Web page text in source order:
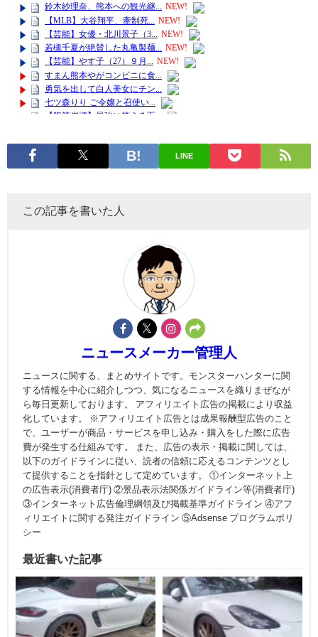
LINE
この記事を書いた人
ニュースメーカー管理人
ニュースに関する、まとめサイトです。モンスターハンターに関
する情報を中心に紹介しつつ、気になるニュースを織りまぜなが
ら毎日更新しております。 アフィリエイト広告の掲載により収益
化しています。 ※アフィリエイト広告とは成果報酬型広告のこと
で、ユーザーが商品・サービスを申し込み・購入をした際に広告
費が発生する仕組みです。 また、広告の表示・掲載に関しては、
以下のガイドラインに従い、読者の信頼に応えるコンテンツとし
て提供することを指針として定めています。 ①インターネット上
の広告表示(消費者庁) ②景品表示法関係ガイドライン等(消費者庁)
③インターネット広告倫理綱領及び掲載基準ガイドライン ④アフ
ィリエイトに関する発注ガイドライン ⑤Adsense プログラムポリ
シー
最近書いた記事